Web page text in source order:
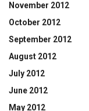
November 2012
October 2012
September 2012
August 2012
July 2012
June 2012
May 2012